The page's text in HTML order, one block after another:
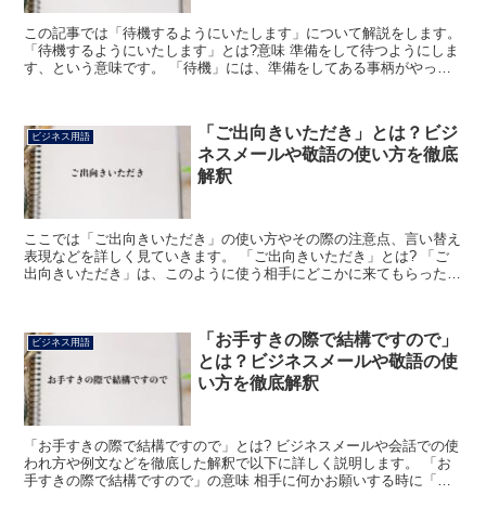
この記事では「待機するようにいたします」について解説をします。
「待機するようにいたします」とは?意味 準備をして待つようにしま
す、という意味です。 「待機」には、準備をしてある事柄がやって
ビジネス用語
「ご出向きいただき」とは？ビジ
ネスメールや敬語の使い方を徹底
解釈
ここでは「ご出向きいただき」の使い方やその際の注意点、言い替え
表現などを詳しく見ていきます。 「ご出向きいただき」とは? 「ご
出向きいただき」は、このように使う相手にどこかに来てもらったと
ビジネス用語
「お手すきの際で結構ですので」
とは？ビジネスメールや敬語の使
い方を徹底解釈
「お手すきの際で結構ですので」とは? ビジネスメールや会話での使
われ方や例文などを徹底した解釈で以下に詳しく説明します。 「お
手すきの際で結構ですので」の意味 相手に何かお願いする時に「暇